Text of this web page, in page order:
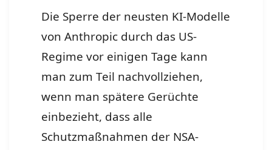
Die Sperre der neusten KI-Modelle
von Anthropic durch das US-
Regime vor einigen Tage kann
man zum Teil nachvollziehen,
wenn man spätere Gerüchte
einbezieht, dass alle
Schutzmaßnahmen der NSA-